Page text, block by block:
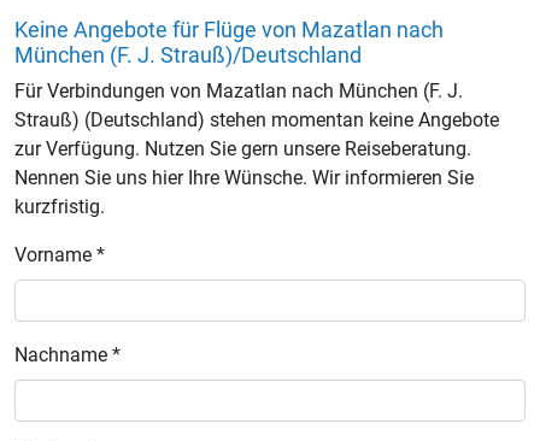
Keine Angebote für Flüge von Mazatlan nach
München (F. J. Strauß)/Deutschland
Für Verbindungen von Mazatlan nach München (F. J.
Strauß) (Deutschland) stehen momentan keine Angebote
zur Verfügung. Nutzen Sie gern unsere Reiseberatung.
Nennen Sie uns hier Ihre Wünsche. Wir informieren Sie
kurzfristig.
Vorname *
Nachname *